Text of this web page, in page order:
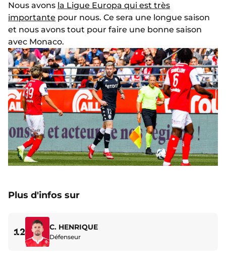
Nous avons la Ligue Europa qui est très
importante pour nous. Ce sera une longue saison
et nous avons tout pour faire une bonne saison
avec Monaco.
Plus d'infos sur
12 C. HENRIQUE
Défenseur